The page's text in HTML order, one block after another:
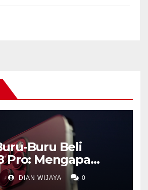
Buru Beli
Pro: Mengapa
Besar Apple
di Tahun 2027
DIAN WIJAYA 0